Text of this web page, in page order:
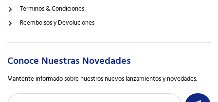
Terminos & Condiciones
Reembolsos y Devoluciones
Conoce Nuestras Novedades
Mantente informado sobre nuestros nuevos lanzamientos y novedades.